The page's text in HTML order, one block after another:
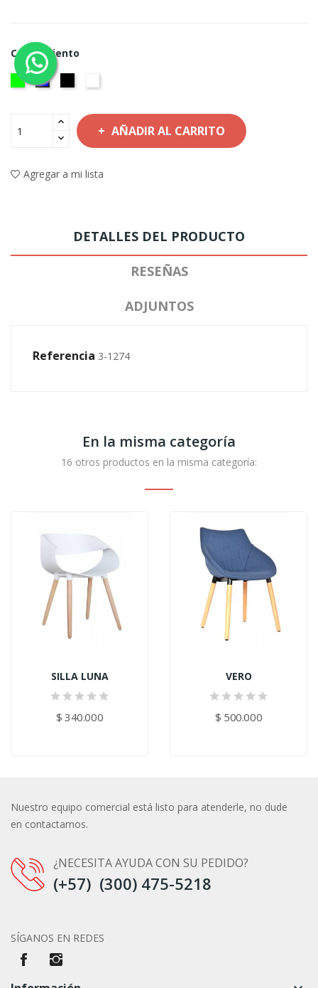
Color Asiento
VerdeAzul
AÑADIR AL CARRITO
Agregar a mi lista
DETALLES DEL PRODUCTO
RESEÑAS
ADJUNTOS
Referencia 3-1274
En la misma categoría
16 otros productos en la misma categoría:
SILLA LUNA
$ 340.000
VERO
$ 500.000
Nuestro equipo comercial está listo para atenderle, no dude
en contactarnos.
¿NECESITA AYUDA CON SU PEDIDO?
(+57) (300) 475-5218
SÍGANOS EN REDES